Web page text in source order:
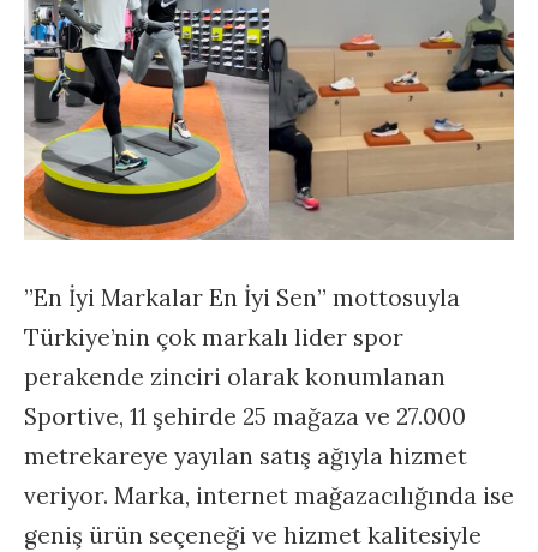
”En İyi Markalar En İyi Sen” mottosuyla
Türkiye’nin çok markalı lider spor
perakende zinciri olarak konumlanan
Sportive, 11 şehirde 25 mağaza ve 27.000
metrekareye yayılan satış ağıyla hizmet
veriyor. Marka, internet mağazacılığında ise
geniş ürün seçeneği ve hizmet kalitesiyle